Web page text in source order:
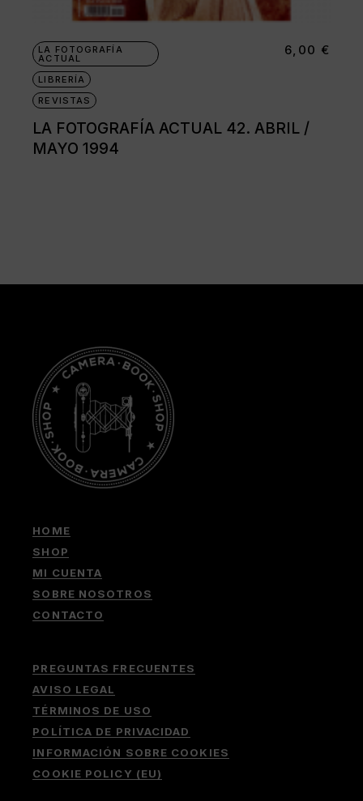
LA FOTOGRAFÍA
ACTUAL
LIBRERÍA
REVISTAS
LA FOTOGRAFÍA ACTUAL 42. ABRIL /
MAYO 1994
6,00 €
HOME
SHOP
MI CUENTA
SOBRE NOSOTROS
CONTACTO
PREGUNTAS FRECUENTES
AVISO LEGAL
TÉRMINOS DE USO
POLÍTICA DE PRIVACIDAD
INFORMACIÓN SOBRE COOKIES
COOKIE POLICY (EU)